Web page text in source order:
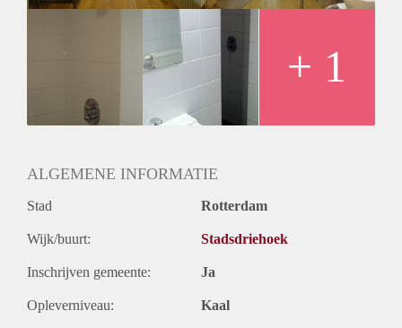
Oplevering
+ 1
ALGEMENE INFORMATIE
Stad Rotterdam
Wijk/buurt: Stadsdriehoek
Inschrijven gemeente: Ja
Opleverniveau: Kaal